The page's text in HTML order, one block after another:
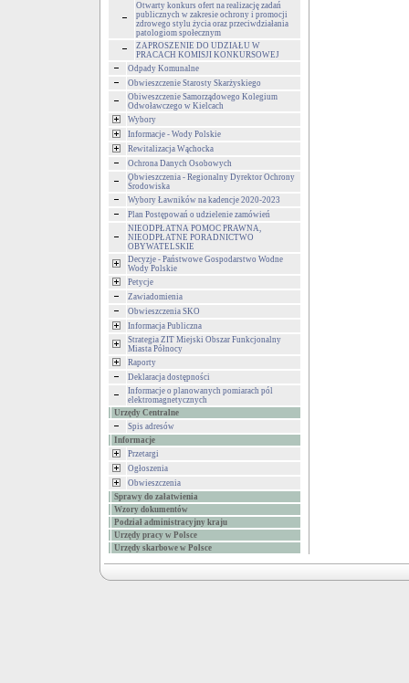
Otwarty konkurs ofert na realizację zadań
publicznych w zakresie ochrony i promocji
zdrowego stylu życia oraz przeciwdziałania
patologiom społecznym
ZAPROSZENIE DO UDZIAŁU W
PRACACH KOMISJI KONKURSOWEJ
Odpady Komunalne
Obwieszczenie Starosty Skarżyskiego
Obiweszczenie Samorządowego Kolegium
Odwoławczego w Kielcach
Wybory
Informacje - Wody Polskie
Rewitalizacja Wąchocka
Ochrona Danych Osobowych
Obwieszczenia - Regionalny Dyrektor Ochrony
Środowiska
Wybory Ławników na kadencje 2020-2023
Plan Postępowań o udzielenie zamówień
NIEODPŁATNA POMOC PRAWNA,
NIEODPŁATNE PORADNICTWO
OBYWATELSKIE
Decyzje - Państwowe Gospodarstwo Wodne
Wody Polskie
Petycje
Zawiadomienia
Obwieszczenia SKO
Informacja Publiczna
Strategia ZIT Miejski Obszar Funkcjonalny
Miasta Północy
Raporty
Deklaracja dostępności
Informacje o planowanych pomiarach pól
elektromagnetycznych
Urzędy Centralne
Spis adresów
Informacje
Przetargi
Ogłoszenia
Obwieszczenia
Sprawy do załatwienia
Wzory dokumentów
Podział administracyjny kraju
Urzędy pracy w Polsce
Urzędy skarbowe w Polsce